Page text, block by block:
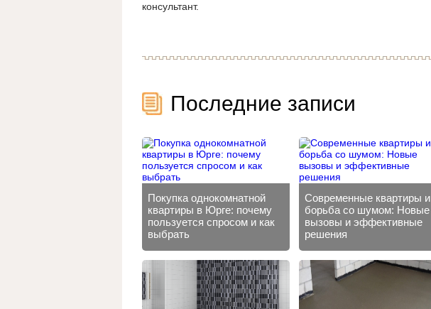
консультант.
Последние записи
Покупка однокомнатной
квартиры в Юрге: почему
пользуется спросом и как
выбрать
Современные квартиры и
борьба со шумом: Новые
вызовы и эффективные
решения